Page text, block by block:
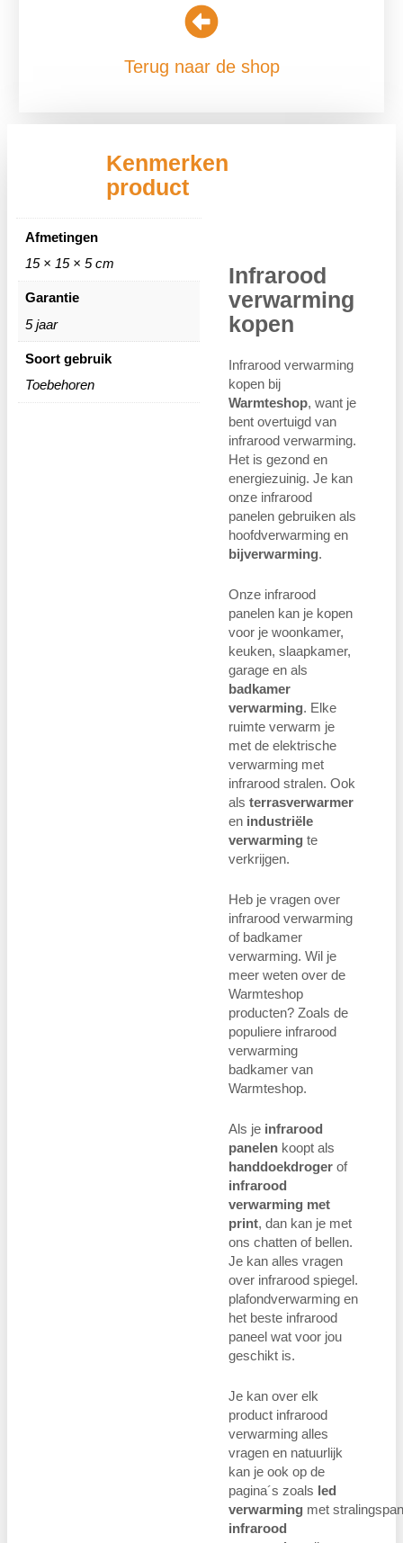
Terug naar de shop
Kenmerken
product
Afmetingen
15 × 15 × 5 cm
Garantie
5 jaar
Soort gebruik
Toebehoren
Infrarood
verwarming
kopen
Infrarood verwarming
kopen bij
Warmteshop, want je
bent overtuigd van
infrarood verwarming.
Het is gezond en
energiezuinig. Je kan
onze infrarood
panelen gebruiken als
hoofdverwarming en
bijverwarming.
Onze infrarood
panelen kan je kopen
voor je woonkamer,
keuken, slaapkamer,
garage en als
badkamer
verwarming. Elke
ruimte verwarm je
met de elektrische
verwarming met
infrarood stralen. Ook
als terrasverwarmer
en industriële
verwarming te
verkrijgen.
Heb je vragen over
infrarood verwarming
of badkamer
verwarming. Wil je
meer weten over de
Warmteshop
producten? Zoals de
populiere infrarood
verwarming
badkamer van
Warmteshop.
Als je infrarood
panelen koopt als
handdoekdroger of
infrarood
verwarming met
print, dan kan je met
ons chatten of bellen.
Je kan alles vragen
over infrarood spiegel.
plafondverwarming en
het beste infrarood
paneel wat voor jou
geschikt is.
Je kan over elk
product infrarood
verwarming alles
vragen en natuurlijk
kan je ook op de
pagina´s zoals led
verwarming met
infrarood